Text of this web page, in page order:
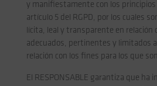
y manifiestamente con los principios
artículo 5 del RGPD, por los cuales
lícita, leal y transparente en relación
adecuados, pertinentes y limitados a
relación con los fines para los que
El RESPONSABLE garantiza que ha